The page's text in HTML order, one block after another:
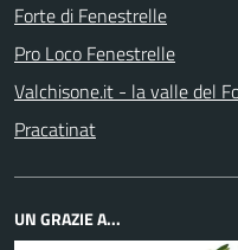
Forte di Fenestrelle
Pro Loco Fenestrelle
Valchisone.it - la valle del
Pracatinat
UN GRAZIE A...